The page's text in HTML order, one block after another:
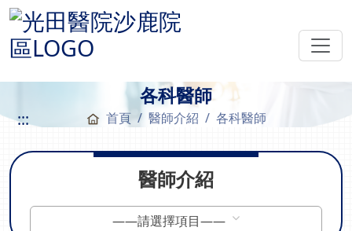
各科醫師
::: 首頁 醫師介紹 各科醫師
醫師介紹
——請選擇項目——